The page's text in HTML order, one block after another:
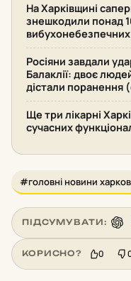
На Харківщині
знешкодили понад
Росіяни завдали
Балаклії: двоє
дістали поранення
Ще три лікарні
сучасних
#головні новини
ПІДСУМУВАТИ:
КОРИСНО? 0